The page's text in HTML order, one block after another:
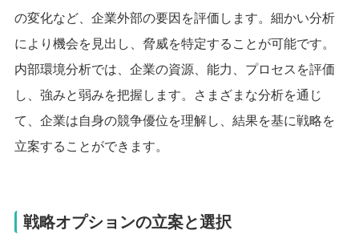
の変化など、企業外部の要因を評価します。細かい分析
により機会を見出し、脅威を特定することが可能です。
内部環境分析では、企業の資源、能力、プロセスを評価
し、強みと弱みを把握します。さまざまな分析を通じ
て、企業は自身の競争優位を理解し、結果を基に戦略を
立案することができます。
戦略オプションの立案と選択